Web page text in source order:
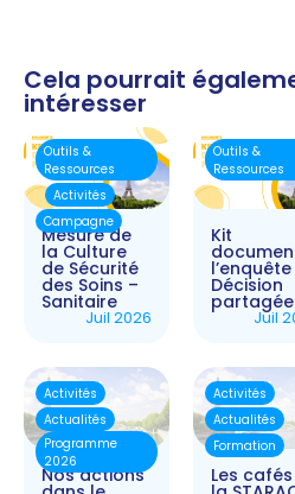
Cela pourrait
intéresser
Mesure de
la Culture
de Sécurité
des Soins –
Sanitaire
Juil 2026
Outils &
Ressources
Activités
Campagne
Kit
l’enquête
Décision
partagée
Juil
Outils &
Ressources
Nos actions
Activités
Actualités
Programme
2026
Les
Activités
Actualités
Formation